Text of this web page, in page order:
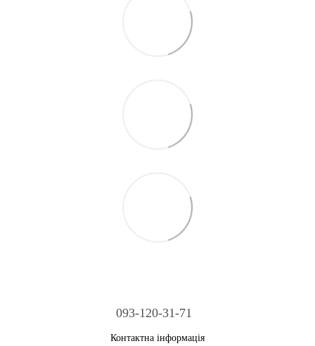
093-120-31-71
Контактна інформація